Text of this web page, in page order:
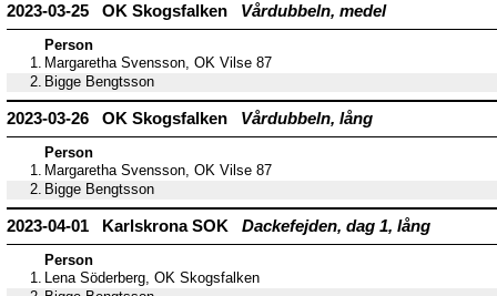
2023-03-25 OK Skogsfalken Vårdubbeln, medel
Person
1. Margaretha Svensson, OK Vilse 87
2. Bigge Bengtsson
2023-03-26 OK Skogsfalken Vårdubbeln, lång
Person
1. Margaretha Svensson, OK Vilse 87
2. Bigge Bengtsson
2023-04-01 Karlskrona SOK Dackefejden, dag 1, lång
Person
1. Lena Söderberg, OK Skogsfalken